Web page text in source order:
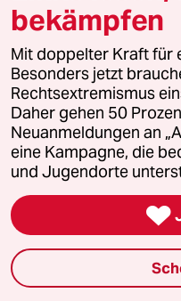
Freie Rede
reingehen
Newsletter
team zukunft
taz frisch
taz zahl ich
bekämpfen
Mit doppelter Kraft für
Besonders jetzt
Rechtsextremismus
Daher gehen 50
Neuanmeldungen an
eine Kampagne, die
und Jugendorte
